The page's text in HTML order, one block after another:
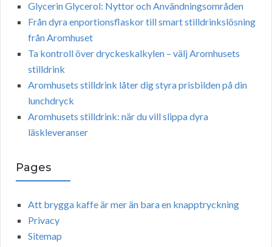
Glycerin Glycerol: Nyttor och Användningsområden
Från dyra enportionsflaskor till smart stilldrinkslösning
från Aromhuset
Ta kontroll över dryckeskalkylen – välj Aromhusets
stilldrink
Aromhusets stilldrink låter dig styra prisbilden på din
lunchdryck
Aromhusets stilldrink: när du vill slippa dyra
läskleveranser
Pages
Att brygga kaffe är mer än bara en knapptryckning
Privacy
Sitemap